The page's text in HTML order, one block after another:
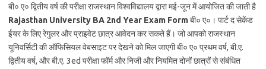
बी० ए० द्वितीय वर्ष की परीक्षा राजस्थान विश्वविद्यालय द्वारा मई-जून में आयोजित की जाती है
Rajasthan University BA 2nd Year Exam Formबी० ए०। पार्ट द सेकेंड
ईयर के लिए रेगुलर और प्राइवेट छात्र आवेदन कर सकते हैं। जो आपको राजस्थान
यूनिवर्सिटी की ऑफिसियल वेबसाइट पर देखने को मिल जाएगी बी० ए० प्रथम वर्ष, बी.ए.
द्वितीय वर्ष, और बी.ए. 3ed परीक्षा फॉर्म और निजी और नियमित दोनों छात्रों से संबंधित